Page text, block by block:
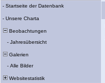
- Startseite der Datenbank
- Unsere Charta
Beobachtungen
- Jahresübersicht
Galerien
- Alle Bilder
Websitestatistik